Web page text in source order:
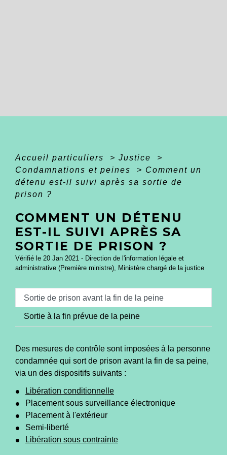
Accueil particuliers > Justice
>
Condamnations et peines
> Comment un
détenu est-il suivi après sa sortie de
prison ?
COMMENT UN DÉTENU
EST-IL SUIVI APRÈS SA
SORTIE DE PRISON ?
Vérifié le 20 Jan 2021 - Direction de l'information légale et
administrative (Première ministre), Ministère chargé de la justice
Sortie de prison avant la fin de la peine
Sortie à la fin prévue de la peine
Des mesures de contrôle sont imposées à la personne
condamnée qui sort de prison avant la fin de sa peine,
via un des dispositifs suivants :
Libération conditionnelle
Placement sous surveillance électronique
Placement à l'extérieur
Semi-liberté
Libération sous contrainte